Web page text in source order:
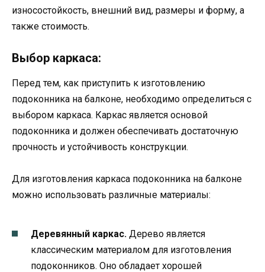
износостойкость, внешний вид, размеры и форму, а
также стоимость.
Выбор каркаса:
Перед тем, как приступить к изготовлению
подоконника на балконе, необходимо определиться с
выбором каркаса. Каркас является основой
подоконника и должен обеспечивать достаточную
прочность и устойчивость конструкции.
Для изготовления каркаса подоконника на балконе
можно использовать различные материалы:
Деревянный каркас. Дерево является
классическим материалом для изготовления
подоконников. Оно обладает хорошей